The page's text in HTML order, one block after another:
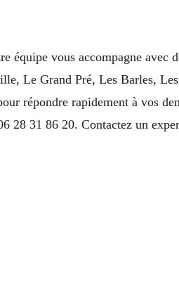
équipe vous accompagne avec
Le Grand Pré, Les Barles,
répondre rapidement à vos
28 31 86 20. Contactez un